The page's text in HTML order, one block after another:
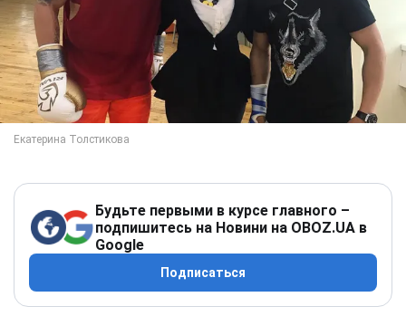
Будьте первыми в курсе главного –
подпишитесь на Новини на OBOZ.UA в
Google
Подписаться